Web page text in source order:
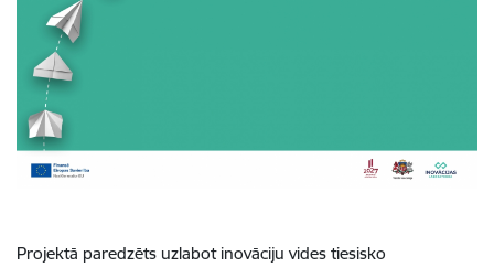
Projektā paredzēts uzlabot inovāciju vides tiesisko